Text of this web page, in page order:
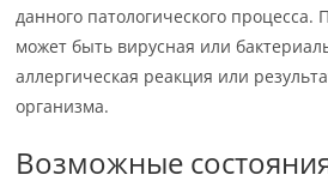
данного патологического процесса.
может быть вирусная или
аллергическая реакция или
организма.
Возможные